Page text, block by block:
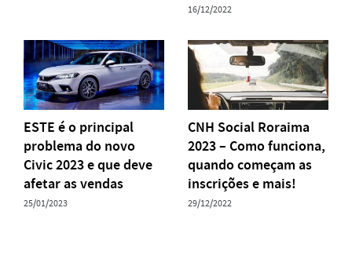
16/12/2022
ESTE é o principal
problema do novo
Civic 2023 e que deve
afetar as vendas
25/01/2023
CNH Social Roraima
2023 – Como funciona,
quando começam as
inscrições e mais!
29/12/2022